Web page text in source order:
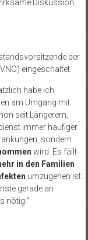
Diskussion
der
eingeschaltet.
habe ich
am Umgang mit
seit Längerem,
immer häufiger
sondern
wird. Es fällt
in den Familien
umzugehen ist.
gerade an
nötig.“